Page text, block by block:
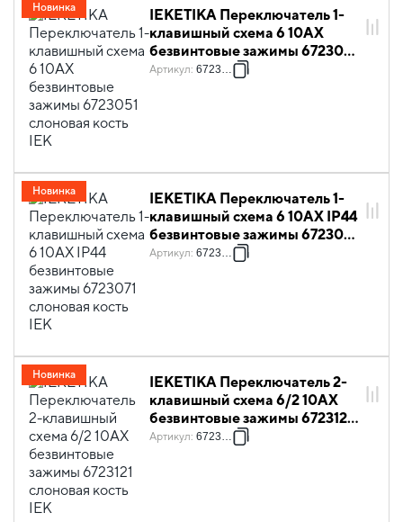
IEKETIKA Переключатель 1-
клавишный схема 6 10АХ
безвинтовые зажимы 6723051
слоновая кость IEK
Артикул: 6723051
Новинка
IEKETIKA Переключатель 1-
клавишный схема 6 10АХ IP44
безвинтовые зажимы 6723071
слоновая кость IEK
Артикул: 6723071
Новинка
IEKETIKA Переключатель 2-
клавишный схема 6/2 10АХ
безвинтовые зажимы 6723121
слоновая кость IEK
Артикул: 6723121
Новинка